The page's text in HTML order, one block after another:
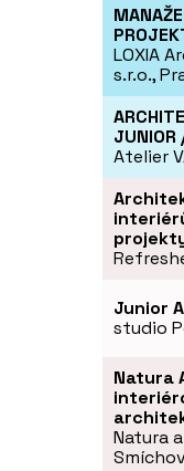
LOXIA
s.r.o.,
JUNIOR
Atelier
Junior
studio
Natura
Natura
Smíchov